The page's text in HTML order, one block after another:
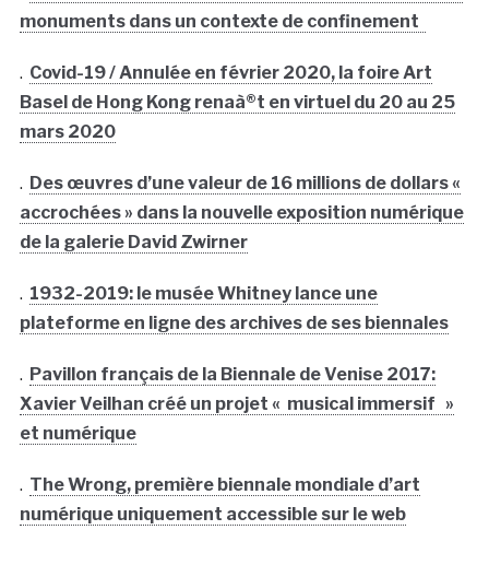
monuments dans un contexte de confinement
. Covid-19 / Annulée en février 2020, la foire Art
Basel de Hong Kong renaà®t en virtuel du 20 au 25
mars 2020
. Des œuvres d’une valeur de 16 millions de dollars «
accrochées » dans la nouvelle exposition numérique
de la galerie David Zwirner
. 1932-2019: le musée Whitney lance une
plateforme en ligne des archives de ses biennales
. Pavillon français de la Biennale de Venise 2017:
Xavier Veilhan créé un projet « musical immersif »
et numérique
. The Wrong, première biennale mondiale d’art
numérique uniquement accessible sur le web